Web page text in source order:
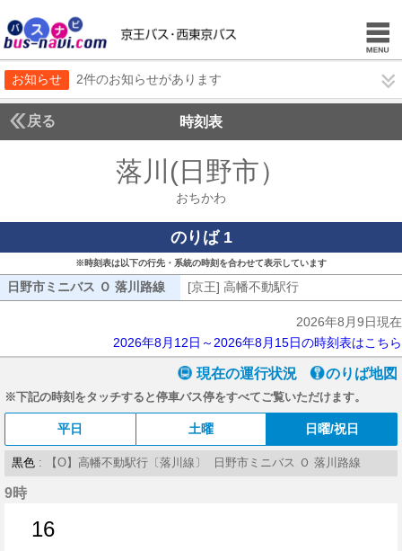
お知らせ 2件のお知らせがあります
戻る 時刻表
落川(日野市）
おちかわ
のりば 1
※時刻表は以下の行先・系統の時刻を合わせて表示しています
日野市ミニバス Ｏ 落川路線 日野市ミニバス Ｏ 落川路線
[京王] 高幡不動駅行
2026年8月9日現在
2026年8月12日～2026年8月15日の時刻表はこちら
現在の運行状況 のりば地図
※下記の時刻をタッチすると停車バス停をすべてご覧いただけます。
平日 土曜 日曜/祝日
黒色 : 【O】高幡不動駅行〔落川線〕 日野市ミニバス Ｏ 落川路線
9時
16